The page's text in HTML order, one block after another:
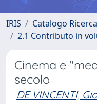
IRIS Catalogo Ricerca
2.1 Contributo in
Cinema e
secolo
DE VINCENTI,